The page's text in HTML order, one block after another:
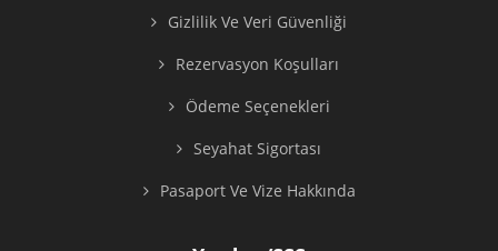
Gizlilik Ve Veri Güvenliği
Rezervasyon Koşulları
Ödeme Seçenekleri
Seyahat Sigortası
Pasaport Ve Vize Hakkında